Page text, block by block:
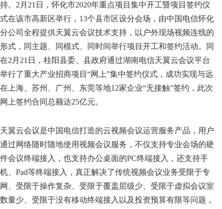
持。2月21日，怀化市2020年重点项目集中开工暨项目签约仪
式在该市高新区举行，13个县市区设分会场，由中国电信怀化
分公司全程提供天翼云会议技术支持，以户外现场视频连线的
形式，同主题、同模式、同时间举行项目开工和签约活动。同
在2月21日，桂阳县委、县政府通过湖南电信天翼云会议平台
举行了重大产业招商项目“网上”集中签约仪式，成功实现与远
在上海、苏州、广州、东莞等地12家企业“无接触”签约，此次
网上签约合同总额达25亿元。
天翼云会议是中国电信打造的云视频会议运营服务产品，用户
通过网络随时随地使用视频会议服务，不仅支持专业会场的硬
件会议终端接入，也支持办公桌面的PC终端接入，还支持手
机、Pad等终端接入，真正解决了传统视频会议业务受限于专
网、受限于操作复杂、受限于覆盖层级少、受限于虚拟会议室
数量少、受限于没有移动终端接入以及投资预算有限等问题，